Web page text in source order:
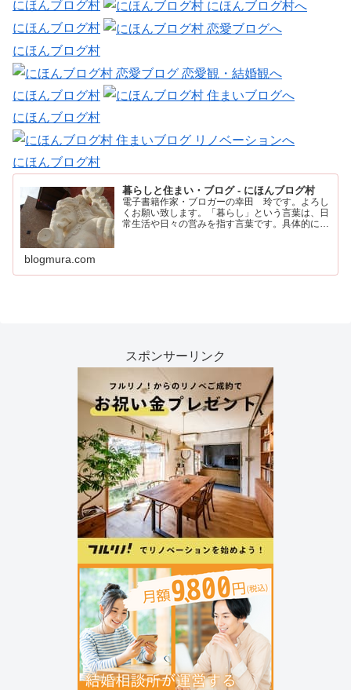
にほんブログ村
にほんブログ村
にほんブログ村
にほんブログ村
にほんブログ村
にほんブログ村
暮らしと住まい・ブログ - にほんブログ村
電子書籍作家・ブロガーの幸田 玲です。よろし
くお願い致します。「暮らし」という言葉は、日
常生活や日々の営みを指す言葉です。具体的に
blogmura.com
スポンサーリンク